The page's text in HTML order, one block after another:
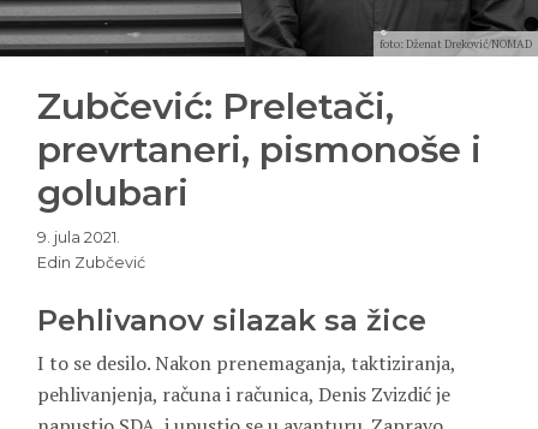
foto: Dženat Dreković/NOMAD
Zubčević: Preletači,
prevrtaneri, pismonoše i
golubari
9. jula 2021.
Edin Zubčević
Pehlivanov silazak sa žice
I to se desilo. Nakon prenemaganja, taktiziranja,
pehlivanjenja, računa i računica, Denis Zvizdić je